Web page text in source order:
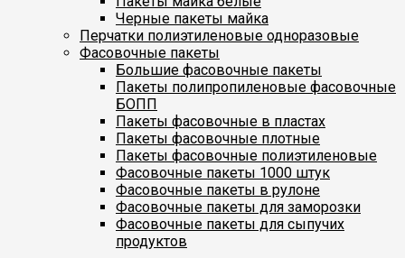
Черные пакеты майка
Перчатки полиэтиленовые одноразовые
Фасовочные пакеты
Большие фасовочные пакеты
Пакеты полипропиленовые фасовочные
БОПП
Пакеты фасовочные в пластах
Пакеты фасовочные плотные
Пакеты фасовочные полиэтиленовые
Фасовочные пакеты 1000 штук
Фасовочные пакеты в рулоне
Фасовочные пакеты для заморозки
Фасовочные пакеты для сыпучих
продуктов